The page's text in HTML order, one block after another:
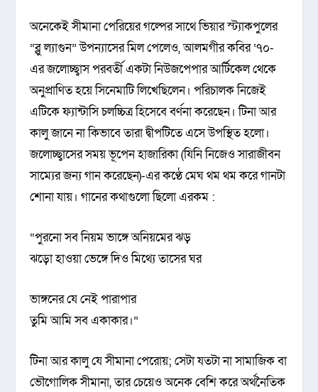
অনেকেই সীমানা পেরিয়ের গল্পের সাথে ভিয়ার স্ট্যাকপুলের
“ব্লু ল্যাগুন” উপন্যাসের মিল পেলেও, আলমগীর কবির ‘৭০-
এর জলোচ্ছ্বাস পরবর্তী একটা নিউজপেপার আর্টিকেল থেকে
অনুপ্রাণিত হয়ে সিনেমাটি লিখেছিলেন। পরিচালক নিজেই
এটিকে ফ্যান্টাসি চলচ্চিত্র হিসেবে বর্ণনা করেছেন। টিনা আর
কালু জানে না কিভাবে তারা দ্বীপটিতে এসে উপস্থিত হলো।
জলোচ্ছ্বাসের সময় ভূপেন হাজারিকা (যিনি নিজেও সারাজীবন
সাম্যের জন্য গান করেছেন)-এর কণ্ঠে মেঘ থম থম করে গানটা
শোনা যায়। গানের কথাগুলো ছিলো এরকম :
“পুরনো সব নিয়ম ভাঙ্গে অনিয়মের ঝড়
ঝড়ো হাওয়া ভেঙ্গে দিও মিথ্যে তাসের ঘর
ভাঙ্গনের যে নেই পারাপার
তুমি আমি সব একাকার।”
টিনা আর কালু যে সীমানা পেরোয়; সেটা যতটা না সামাজিক বা
ভৌগোলিক সীমানা, তার চেয়েও অনেক বেশি করে অর্থনৈতিক